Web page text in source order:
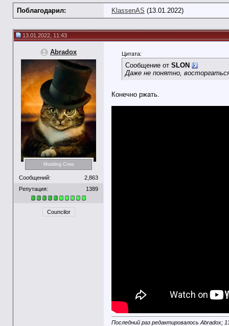
Поблагодарил: KlassenAS (13.01.2022)
13.01.2022, 11:43
Abradox
Modding Crew
Сообщений:
2,863
Репутация:
1389
Councilor
Цитата:
Сообщение от SLON
Даже не понятно,
Конечно ржать.
Последний раз редактировалось Abradox;